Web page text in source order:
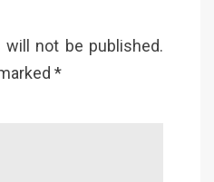
will not be published.
*